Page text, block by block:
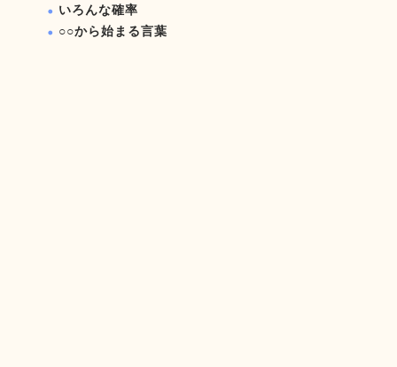
いろんな確率
○○から始まる言葉